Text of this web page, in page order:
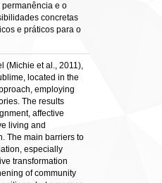
e o
concretas
e práticos para o
(Michie et al., 2011),
located in the
employing
The results
affective
living and
The main barriers to
especially
transformation
of community